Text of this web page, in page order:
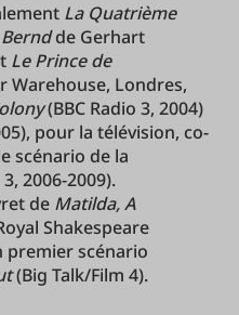
La Quatrième
de Gerhart
Le Prince de
Warehouse, Londres,
(BBC Radio 3, 2004)
pour la télévision, co-
scénario de la
2006-2009).
de Matilda, A
Shakespeare
premier scénario
(Big Talk/Film 4).